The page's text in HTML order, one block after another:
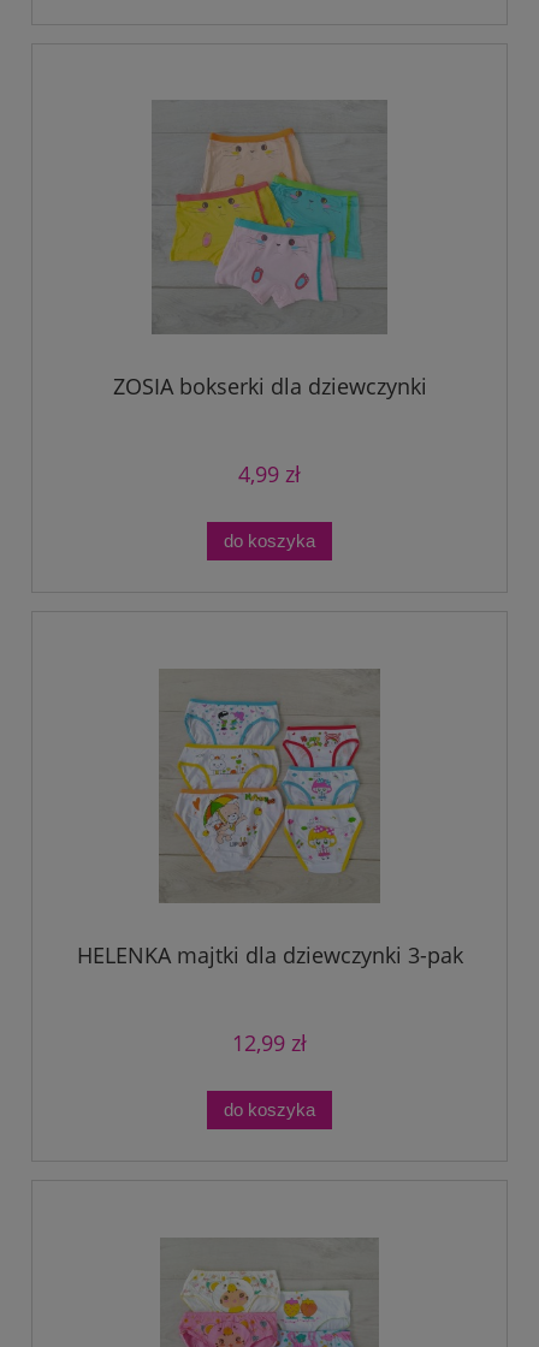
ZOSIA bokserki dla dziewczynki
4,99 zł
do koszyka
HELENKA majtki dla dziewczynki 3-pak
12,99 zł
do koszyka